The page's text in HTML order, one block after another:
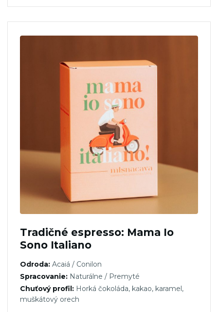
Tradičné espresso: Mama Io
Sono Italiano
Odroda: Acaiá / Conilon
Spracovanie: Naturálne / Premyté
Chuťový profil: Horká čokoláda, kakao, karamel,
muškátový orech